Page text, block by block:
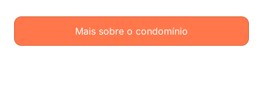
Mais sobre o condomínio